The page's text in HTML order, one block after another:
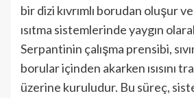
bir dizi kıvrımlı borudan oluşur
ısıtma sistemlerinde yaygın
Serpantinin çalışma prensibi,
borular içinden akarken ısısını
üzerine kuruludur. Bu süreç,